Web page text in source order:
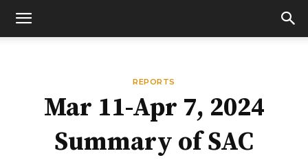
REPORTS
Mar 11-Apr 7, 2024
Summary of SAC